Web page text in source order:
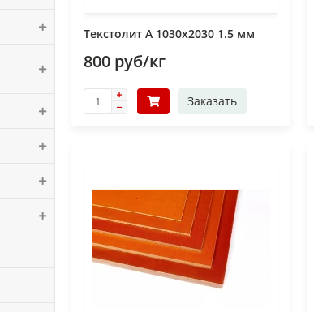
Текстолит А 1030х2030 1.5 мм
800 руб/кг
Заказать